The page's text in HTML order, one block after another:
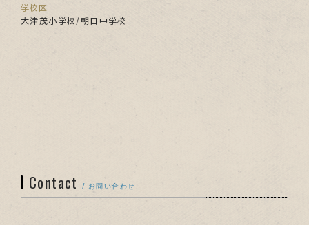
学校区
大津茂小学校/朝日中学校
Contact/ お問い合わせ